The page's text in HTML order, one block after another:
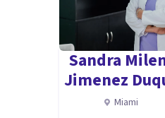
Sandra
Jimenez
Miami